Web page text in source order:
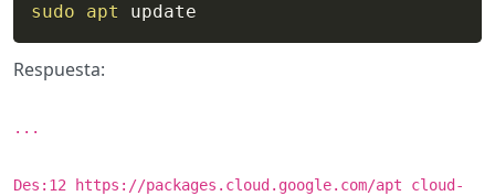
sudo apt update
Respuesta:
...
Des:12 https://packages.cloud.google.com/apt cloud-